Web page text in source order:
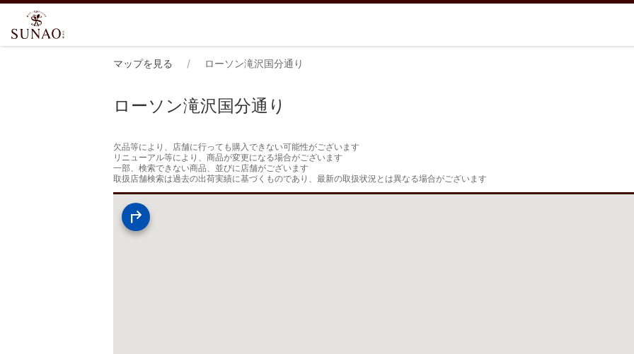
マップを見る ローソン滝沢国分通り
ローソン滝沢国分通り
欠品等により、店舗に行っても購入できない可能性がございます
リニューアル等により、商品が変更になる場合がございます
一部、検索できない商品、並びに店舗がございます
取扱店舗検索は過去の出荷実績に基づくものであり、最新の取扱状況とは異なる場合がございます